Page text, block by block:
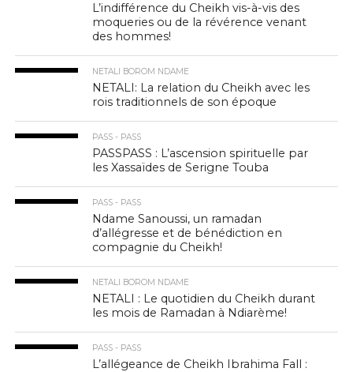
L’indifférence du Cheikh vis-à-vis des
moqueries ou de la révérence venant
des hommes!
NETALI BOROM NDAME
NETALI: La relation du Cheikh avec les
rois traditionnels de son époque
PASS - PASS
PASSPASS : L’ascension spirituelle par
les Xassaïdes de Serigne Touba
PASS - PASS
Ndame Sanoussi, un ramadan
d’allégresse et de bénédiction en
compagnie du Cheikh!
NETALI BOROM NDAME
NETALI : Le quotidien du Cheikh durant
les mois de Ramadan à Ndiarème!
PASS - PASS
L’allégeance de Cheikh Ibrahima Fall :